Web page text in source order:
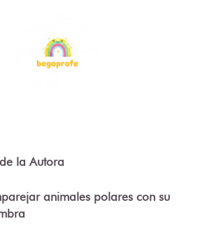
la Autora
animales polares con su